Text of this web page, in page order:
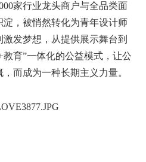
家行业龙头商户与全品类面
，被悄然转化为青年设计师
发梦想，从提供展示舞台到
育”一体化的公益模式，让公
而成为一种长期主义力量。